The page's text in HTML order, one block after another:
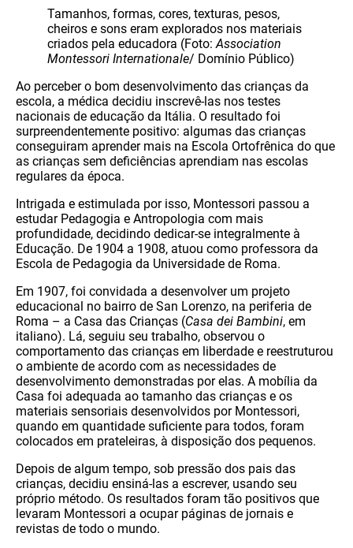
Tamanhos, formas, cores, texturas, pesos,
cheiros e sons eram explorados nos materiais
criados pela educadora (Foto:Association
Montessori Internationale/ Domínio Público)
Ao perceber o bom desenvolvimento das crianças da
escola, a médica decidiu inscrevê-las nos testes
nacionais de educação da Itália. O resultado foi
surpreendentemente positivo: algumas das crianças
conseguiram aprender mais na Escola Ortofrênica do que
as crianças sem deficiências aprendiam nas escolas
regulares da época.
Intrigada e estimulada por isso, Montessori passou a
estudar Pedagogia e Antropologia com mais
profundidade, decidindo dedicar-se integralmente à
Educação. De 1904 a 1908, atuou como professora da
Escola de Pedagogia da Universidade de Roma.
Em 1907, foi convidada a desenvolver um projeto
educacional no bairro de San Lorenzo, na periferia de
Roma – a Casa das Crianças (Casa dei Bambini, em
italiano). Lá, seguiu seu trabalho, observou o
comportamento das crianças em liberdade e reestruturou
o ambiente de acordo com as necessidades de
desenvolvimento demonstradas por elas. A mobília da
Casa foi adequada ao tamanho das crianças e os
materiais sensoriais desenvolvidos por Montessori,
quando em quantidade suficiente para todos, foram
colocados em prateleiras, à disposição dos pequenos.
Depois de algum tempo, sob pressão dos pais das
crianças, decidiu ensiná-las a escrever, usando seu
próprio método. Os resultados foram tão positivos que
levaram Montessori a ocupar páginas de jornais e
revistas de todo o mundo.